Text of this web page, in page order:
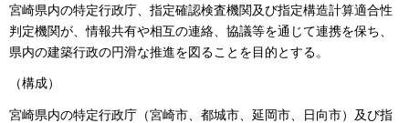
宮崎県内の特定行政庁、指定確認検査機関及び指定構造計算適合性
判定機関が、情報共有や相互の連絡、協議等を通じて連携を保ち、
県内の建築行政の円滑な推進を図ることを目的とする。
（構成）
宮崎県内の特定行政庁（宮崎市、都城市、延岡市、日向市）及び指